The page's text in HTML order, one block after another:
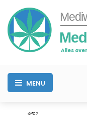
Alles
MENU